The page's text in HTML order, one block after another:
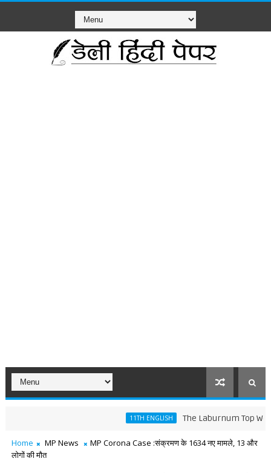
11TH ENGLISH The Laburnum Top Words
Home MP News
MP Corona Case :संक्रमण के 1634 नए मामले, 13 और
लोगों की मौत